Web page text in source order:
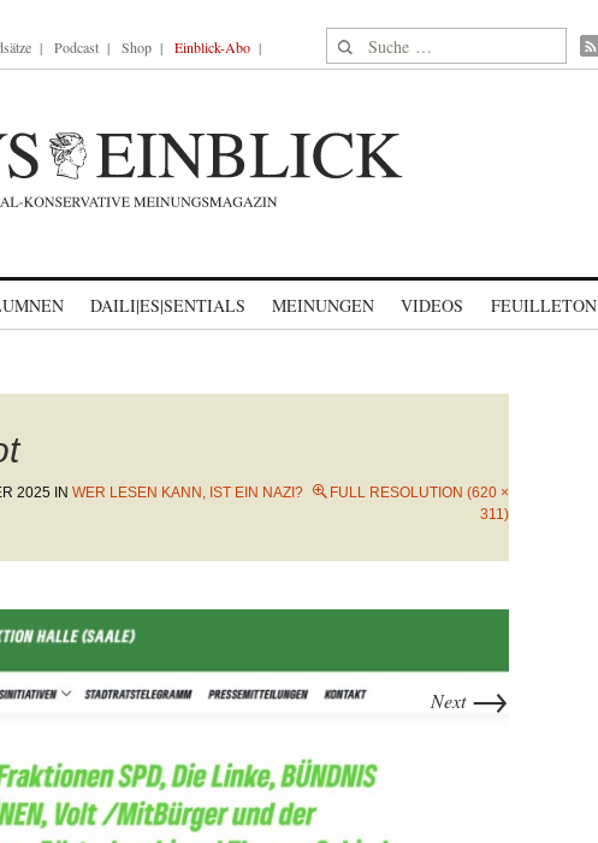
Podcast Shop Einblick-Abo Suche nach:
DAILI|ES|SENTIALS MEINUNGEN VIDEOS FEUILLETON
2025 IN WER LESEN KANN, IST EIN NAZI?
FULL RESOLUTION (620 ×
311)
Next →